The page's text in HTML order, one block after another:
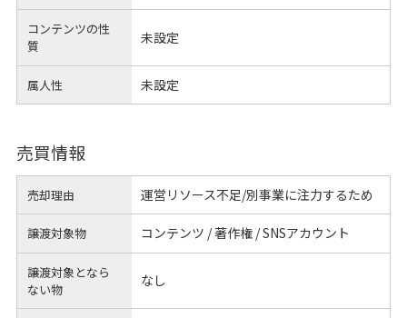
コンテンツの性
質
未設定
属人性 未設定
売買情報
売却理由 運営リソース不足/別事業に注力するため
譲渡対象物 コンテンツ / 著作権 / SNSアカウント
譲渡対象となら
ない物
なし